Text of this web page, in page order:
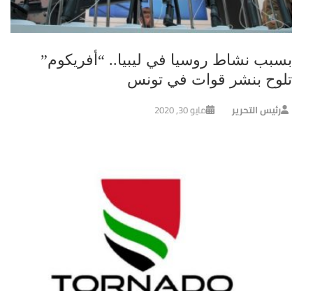
بسبب نشاط روسيا في ليبيا.. “أفريكوم”
تلوح بنشر قوات في تونس
رئيس التحرير مايو 30, 2020